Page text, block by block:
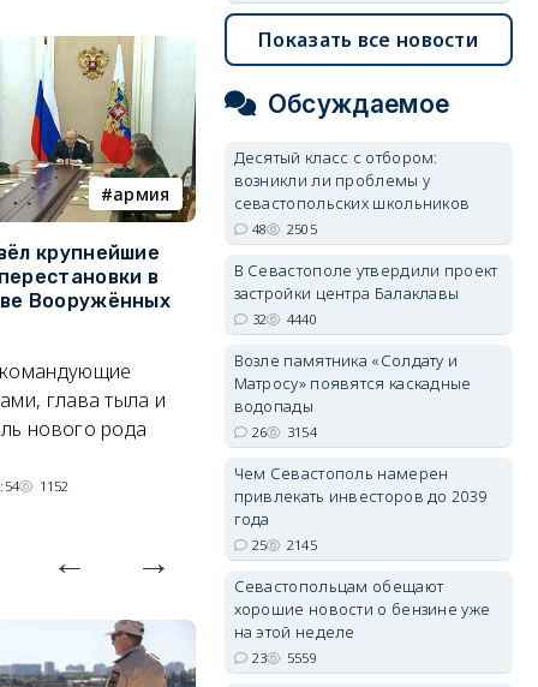
армия
крупнейшие
в
Вооружённых
глава тыла и
нового рода
1152
Балаклава
проект застройки центра
Балаклавы
квартал с отелями и
парковками.
05/08/2026 08:01
Показать все новости
Обсуждаемое
Десятый класс с отбором:
возникли ли проблемы у
севастопольских школьников
48 2505
В Севастополе утвердили проект
застройки центра Балаклавы
32 4440
Возле памятника «Солдату и
Матросу» появятся каскадные
водопады
26 3154
Чем Севастополь намерен
привлекать инвесторов до 2039
года
25 2145
Севастопольцам обещают
хорошие новости о бензине уже
на этой неделе
23 5559